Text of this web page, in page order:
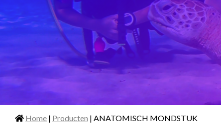
Home | Producten | ANATOMISCH MONDSTUK